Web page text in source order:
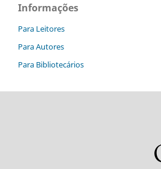
Informações
Para Leitores
Para Autores
Para Bibliotecários